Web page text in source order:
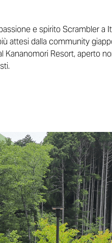
e spirito Scrambler a
attesi dalla community
Kananomori Resort, aperto